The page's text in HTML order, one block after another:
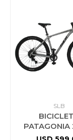
SLB
SLB